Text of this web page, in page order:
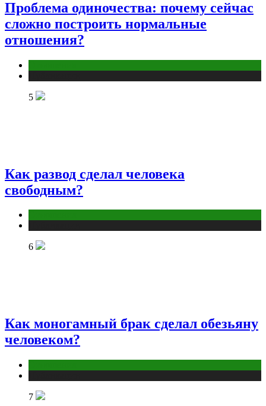
Проблема одиночества: почему сейчас
сложно построить нормальные
отношения?
5
Как развод сделал человека
свободным?
6
Как моногамный брак сделал обезьяну
человеком?
7